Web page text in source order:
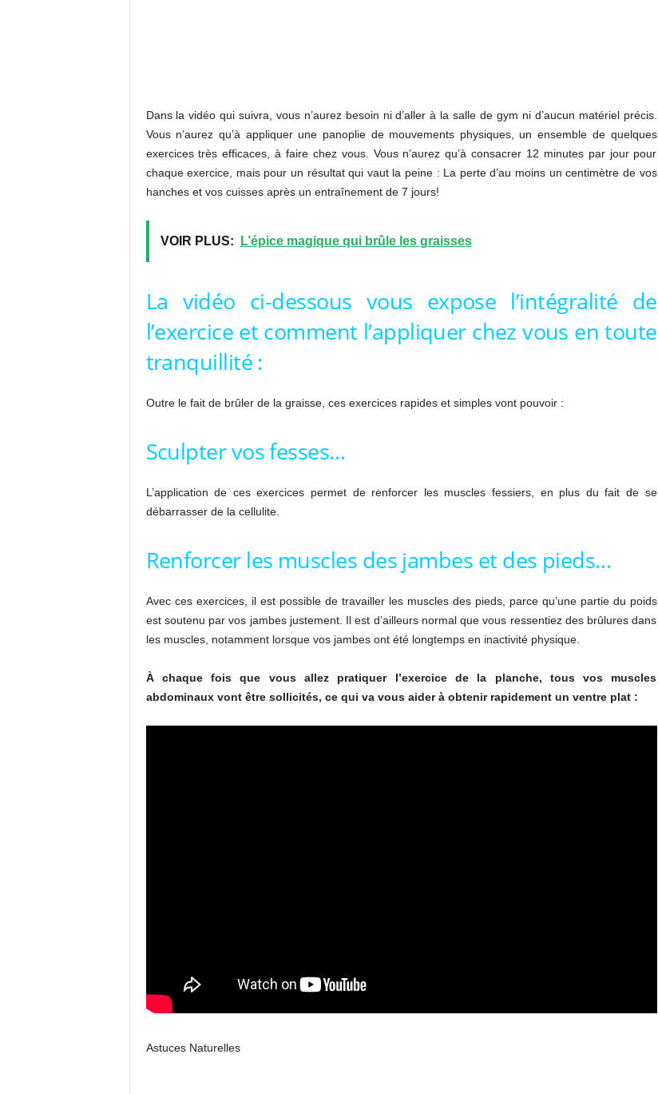
Dans la vidéo qui suivra, vous n’aurez besoin ni d’aller à la salle de gym ni d’aucun matériel précis.
Vous n’aurez qu’à appliquer une panoplie de mouvements physiques, un ensemble de quelques
exercices très efficaces, à faire chez vous. Vous n’aurez qu’à consacrer 12 minutes par jour pour
chaque exercice, mais pour un résultat qui vaut la peine : La perte d’au moins un centimètre de vos
hanches et vos cuisses après un entraînement de 7 jours!
VOIR PLUS: L’épice magique qui brûle les graisses
La vidéo ci-dessous vous expose l’intégralité de
l’exercice et comment l’appliquer chez vous en toute
tranquillité :
Outre le fait de brûler de la graisse, ces exercices rapides et simples vont pouvoir :
Sculpter vos fesses…
L’application de ces exercices permet de renforcer les muscles fessiers, en plus du fait de se
débarrasser de la cellulite.
Renforcer les muscles des jambes et des pieds…
Avec ces exercices, il est possible de travailler les muscles des pieds, parce qu’une partie du poids
est soutenu par vos jambes justement. Il est d’ailleurs normal que vous ressentiez des brûlures dans
les muscles, notamment lorsque vos jambes ont été longtemps en inactivité physique.
À chaque fois que vous allez pratiquer l’exercice de la planche, tous vos muscles
abdominaux vont être sollicités, ce qui va vous aider à obtenir rapidement un ventre plat :
Astuces Naturelles